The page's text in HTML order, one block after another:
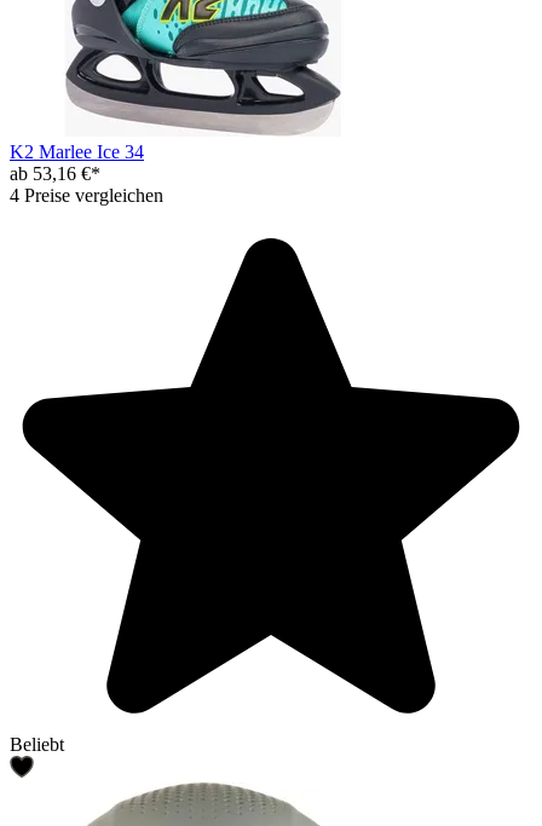
K2 Marlee Ice 34
ab 53,16 €*
4 Preise vergleichen
Beliebt